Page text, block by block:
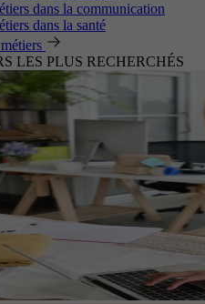
dans la communication
dans la santé
LES PLUS RECHERCHÉS